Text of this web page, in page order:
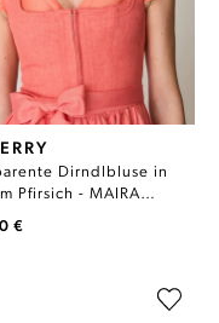
Dirndlbluse in
Pfirsich - MAIRA
€